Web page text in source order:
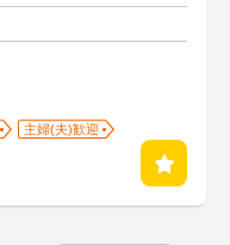
主婦(夫)歓迎